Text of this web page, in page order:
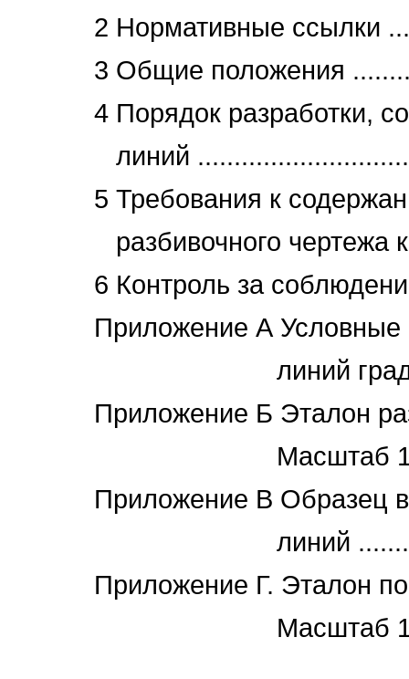
2 Нормативные ссылки
3 Общие положения
4 Порядок разработки,
линий
5 Требования к
разбивочного
6 Контроль за
Приложение А Условные
линий
Приложение Б Эталон
Масштаб 1:2000
Приложение В Образец
линий
Приложение Г. Эталон
Масштаб 1:200